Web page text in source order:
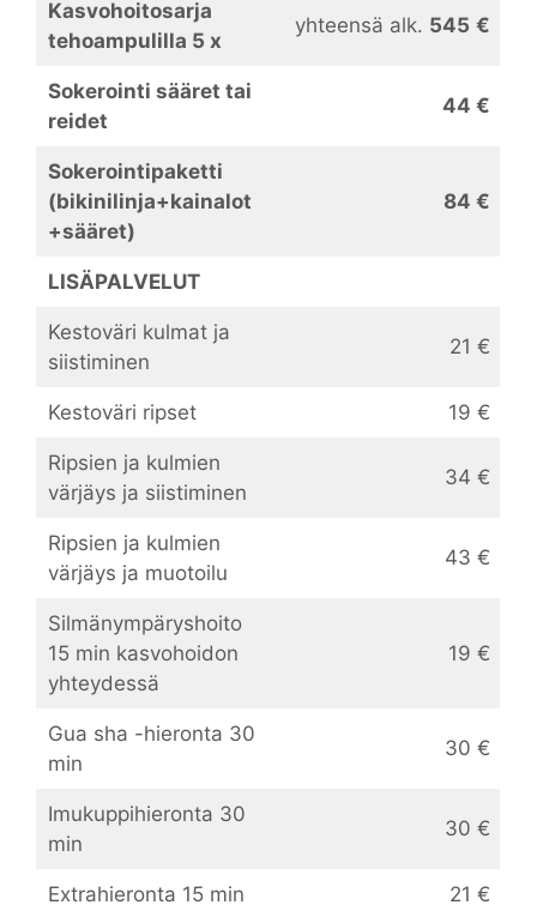
Kasvohoitosarja
tehoampulilla 5 x
yhteensä alk. 545 €
Sokerointi sääret tai
reidet
44 €
Sokerointipaketti
(bikinilinja+kainalot
+sääret)
84 €
LISÄPALVELUT
Kestoväri kulmat ja
siistiminen
21 €
Kestoväri ripset 19 €
Ripsien ja kulmien
värjäys ja siistiminen
34 €
Ripsien ja kulmien
värjäys ja muotoilu
43 €
Silmänympäryshoito
15 min kasvohoidon
yhteydessä
19 €
Gua sha -hieronta 30
min
30 €
Imukuppihieronta 30
min
30 €
Extrahieronta 15 min 21 €